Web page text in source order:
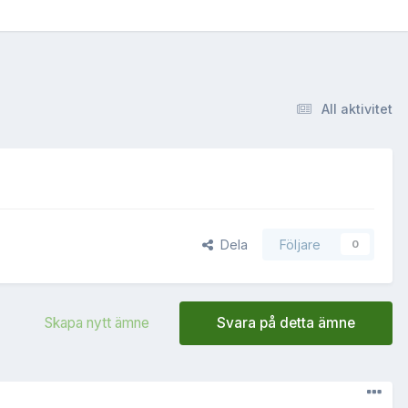
All aktivitet
Dela Följare 0
Svara på detta ämne
Skapa nytt ämne